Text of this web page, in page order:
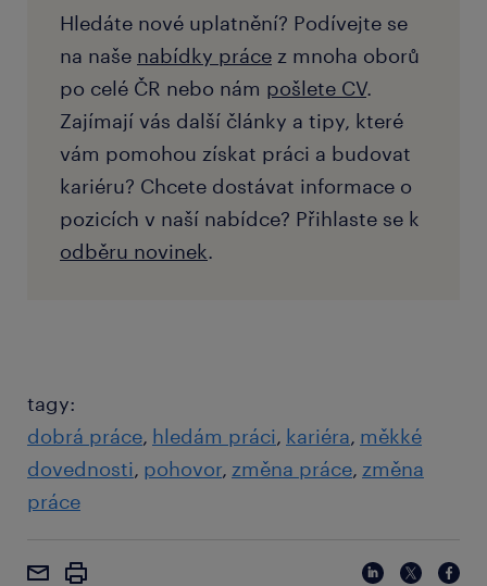
Hledáte nové uplatnění? Podívejte se
na naše nabídky práce z mnoha oborů
po celé ČR nebo nám pošlete CV.
Zajímají vás další články a tipy, které
vám pomohou získat práci a budovat
kariéru? Chcete dostávat informace o
pozicích v naší nabídce? Přihlaste se k
odběru novinek.
tagy:
dobrá práce hledám práci kariéra měkké
dovednosti pohovor změna práce změna
práce